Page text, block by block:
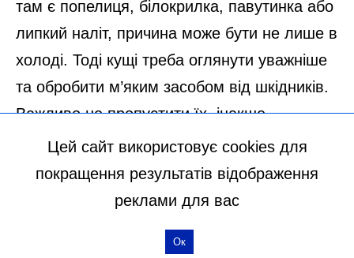
Цей сайт використовує cookies для
покращення результатів відображення
реклами для вас
Ок